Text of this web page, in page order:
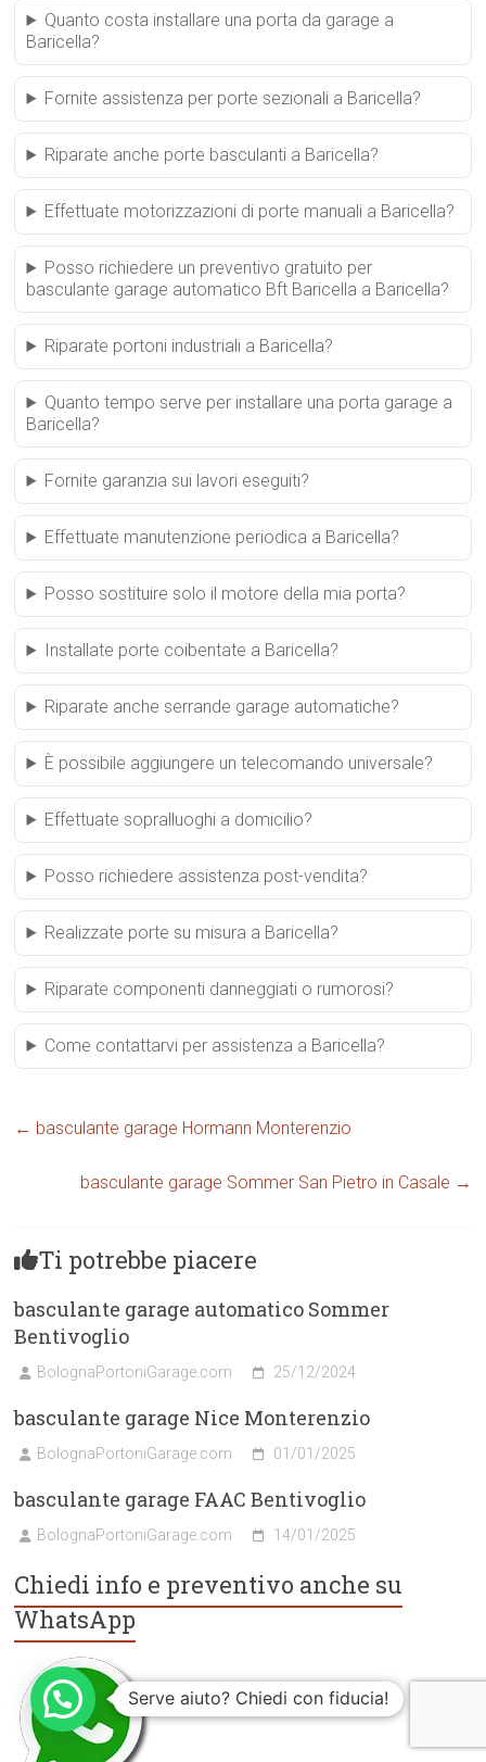
Quanto costa installare una porta da garage a
Baricella?
Fornite assistenza per porte sezionali a Baricella?
Riparate anche porte basculanti a Baricella?
Effettuate motorizzazioni di porte manuali a Baricella?
Posso richiedere un preventivo gratuito per
basculante garage automatico Bft Baricella a Baricella?
Riparate portoni industriali a Baricella?
Quanto tempo serve per installare una porta garage a
Baricella?
Fornite garanzia sui lavori eseguiti?
Effettuate manutenzione periodica a Baricella?
Posso sostituire solo il motore della mia porta?
Installate porte coibentate a Baricella?
Riparate anche serrande garage automatiche?
È possibile aggiungere un telecomando universale?
Effettuate sopralluoghi a domicilio?
Posso richiedere assistenza post-vendita?
Realizzate porte su misura a Baricella?
Riparate componenti danneggiati o rumorosi?
Come contattarvi per assistenza a Baricella?
← basculante garage Hormann Monterenzio
basculante garage Sommer San Pietro in Casale →
Ti potrebbe piacere
basculante garage automatico Sommer
Bentivoglio
BolognaPortoniGarage.com 25/12/2024
basculante garage Nice Monterenzio
BolognaPortoniGarage.com 01/01/2025
basculante garage FAAC Bentivoglio
BolognaPortoniGarage.com 14/01/2025
Chiedi info e preventivo anche su
WhatsApp
Serve aiuto? Chiedi con fiducia!